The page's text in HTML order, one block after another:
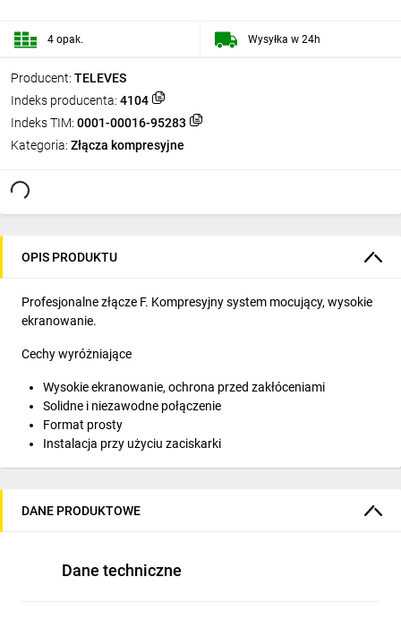
Producent: TELEVES
Indeks producenta: 4104
Indeks TIM: 0001-00016-95283
Kategoria: Złącza kompresyjne
4 opak. Wysyłka w 24h
OPIS PRODUKTU
Profesjonalne złącze F. Kompresyjny system mocujący, wysokie
ekranowanie.
Cechy wyróżniające
Wysokie ekranowanie, ochrona przed zakłóceniami
Solidne i niezawodne połączenie
Format prosty
Instalacja przy użyciu zaciskarki
DANE PRODUKTOWE
Dane techniczne